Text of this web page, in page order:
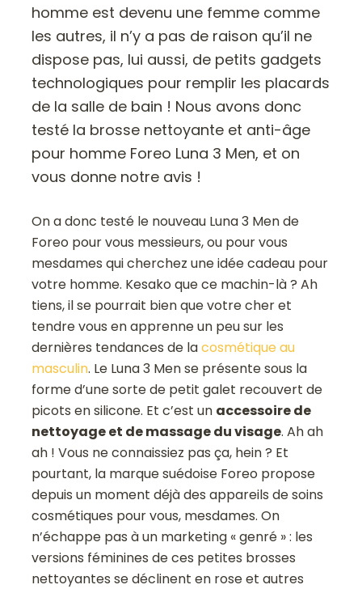
homme est devenu une femme comme
les autres, il n’y a pas de raison qu’il ne
dispose pas, lui aussi, de petits gadgets
technologiques pour remplir les placards
de la salle de bain ! Nous avons donc
testé la brosse nettoyante et anti-âge
pour homme Foreo Luna 3 Men, et on
vous donne notre avis !
On a donc testé le nouveau Luna 3 Men de
Foreo pour vous messieurs, ou pour vous
mesdames qui cherchez une idée cadeau pour
votre homme. Kesako que ce machin-là ? Ah
tiens, il se pourrait bien que votre cher et
tendre vous en apprenne un peu sur les
dernières tendances de lacosmétique au
masculin. Le Luna 3 Men se présente sous la
forme d’une sorte de petit galet recouvert de
picots en silicone. Et c’est un accessoire de
nettoyage et de massage du visage. Ah ah
ah ! Vous ne connaissiez pas ça, hein ? Et
pourtant, la marque suédoise Foreo propose
depuis un moment déjà des appareils de soins
cosmétiques pour vous, mesdames. On
n’échappe pas à un marketing « genré » : les
versions féminines de ces petites brosses
nettoyantes se déclinent en rose et autres